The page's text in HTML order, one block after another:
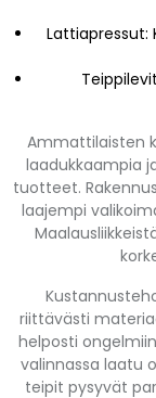
Lattiapressut:
Ammattilaisten
laadukkaampia
tuotteet.
laajempi
riittävästi
helposti
valinnassa laatu
teipit pysyvät